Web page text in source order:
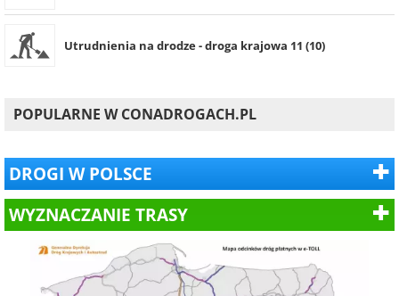
Utrudnienia na drodze - droga krajowa 11 (10)
POPULARNE W CONADROGACH.PL
DROGI W POLSCE
WYZNACZANIE TRASY